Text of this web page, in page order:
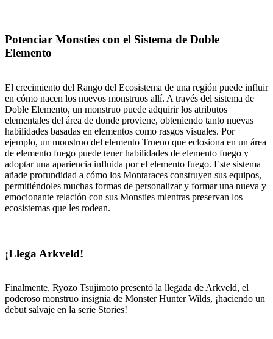
Potenciar Monsties con el Sistema de Doble
Elemento
El crecimiento del Rango del Ecosistema de una región puede influir
en cómo nacen los nuevos monstruos allí. A través del sistema de
Doble Elemento, un monstruo puede adquirir los atributos
elementales del área de donde proviene, obteniendo tanto nuevas
habilidades basadas en elementos como rasgos visuales. Por
ejemplo, un monstruo del elemento Trueno que eclosiona en un área
de elemento fuego puede tener habilidades de elemento fuego y
adoptar una apariencia influida por el elemento fuego. Este sistema
añade profundidad a cómo los Montaraces construyen sus equipos,
permitiéndoles muchas formas de personalizar y formar una nueva y
emocionante relación con sus Monsties mientras preservan los
ecosistemas que les rodean.
¡Llega Arkveld!
Finalmente, Ryozo Tsujimoto presentó la llegada de Arkveld, el
poderoso monstruo insignia de Monster Hunter Wilds, ¡haciendo un
debut salvaje en la serie Stories!